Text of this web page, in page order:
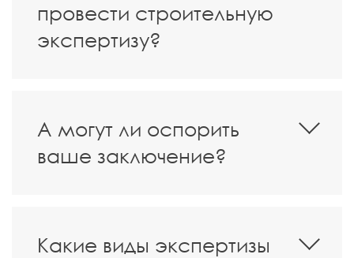
провести строительную
экспертизу?
А могут ли оспорить
ваше заключение?
Какие виды экспертизы